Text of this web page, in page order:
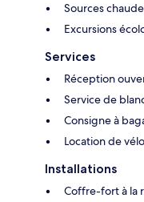
Sources
Excursions
Services
Réception
Service de
Consigne à
Location de
Installations
Coffre-fort à la